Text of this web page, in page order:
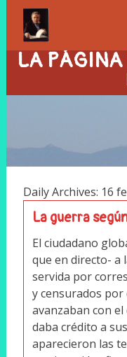
LA PÁGINA
Daily Archives: 16
La guerra
El ciudadano
que en directo- a
servida por
y censurados
avanzaban con
daba crédito a
aparecieron las